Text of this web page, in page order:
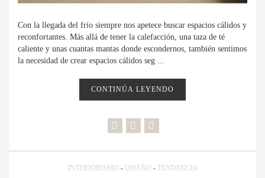
Con la llegada del frío siempre nos apetece buscar espacios cálidos y
reconfortantes. Más allá de tener la calefacción, una taza de té
caliente y unas cuantas mantas donde escondernos, también sentimos
la necesidad de crear espacios cálidos seg ...
CONTINÚA LEYENDO
INTERIORISMO - DISEÑO - TENDENCIA